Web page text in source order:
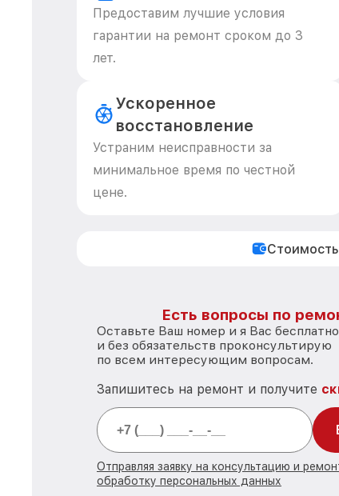
Предоставим лучшие условия
гарантии на ремонт сроком до 3
лет.
Ускоренное
восстановление
Устраним неисправности за
минимальное время по честной
цене.
Есть вопросы по
Оставьте Ваш номер и я Вас бесплатно
и без обязательств проконсультирую
по всем интересующим вопросам.
Запишитесь на ремонт и получите
Отправляя заявку на консультацию и
обработку персональных данных